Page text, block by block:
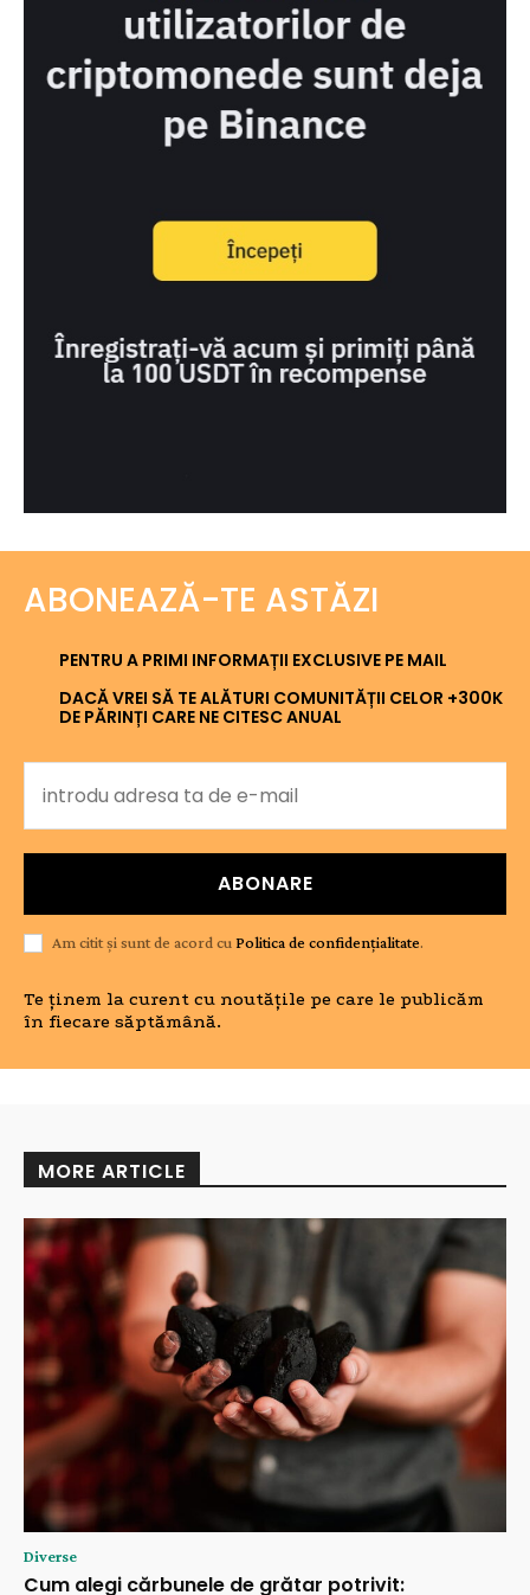
ABONEAZĂ-TE ASTĂZI
PENTRU A PRIMI INFORMAȚII EXCLUSIVE PE MAIL
DACĂ VREI SĂ TE ALĂTURI COMUNITĂȚII CELOR +300K
DE PĂRINȚI CARE NE CITESC ANUAL
ABONARE
Am citit și sunt de acord cu Politica de confidențialitate.
Te ținem la curent cu noutățile pe care le publicăm
în fiecare săptămână.
MORE ARTICLE
Diverse
Cum alegi cărbunele de grătar potrivit: